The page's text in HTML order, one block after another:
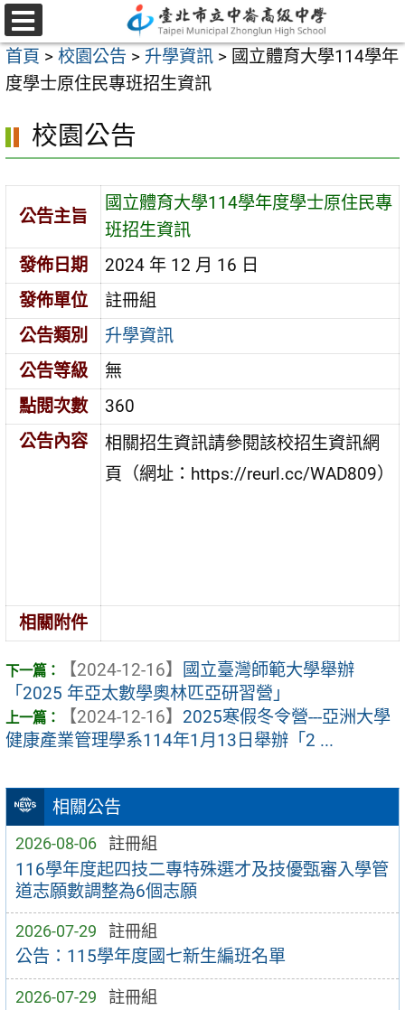
跳
至
主
要
容
選
單
首頁 > 校園公告 > 升學資訊 > 國立體育大學114學年
度學士原住民專班招生資訊
相關公告
2026-08-06 註冊組
116學年度起四技二專特殊選才及技優甄審入學管
道志願數調整為6個志願
2026-07-29 註冊組
公告：115學年度國七新生編班名單
2026-07-29 註冊組
校園公告
公告主旨
國立體育大學114學年度學士原住民專
班招生資訊
發佈日期
2024 年 12 月 16 日
發佈單位
註冊組
公告類別
升學資訊
公告等級
無
點閱次數
360
公告內容
相關招生資訊請參閱該校招生資訊網
頁（網址：https://reurl.cc/WAD809）
相關附件
【2024-12-16】
國立臺灣師範大學舉辦
「2025 年亞太數學奧林匹亞研習營」
【2024-12-16】 2025寒假冬令營---亞洲大學
健康產業管理學系114年1月13日舉辦「2 ...